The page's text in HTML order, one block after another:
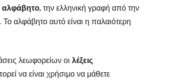
αλφάβητο, την ελληνική γραφή από την
Το αλφάβητο αυτό είναι η παλαιότερη
λεωφορείων οι λέξεις
να είναι χρήσιμο να μάθετε